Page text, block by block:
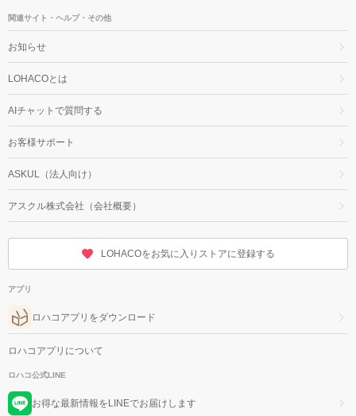
関連サイト・ヘルプ・その他
お知らせ
LOHACOとは
AIチャットで質問する
お客様サポート
ASKUL（法人向け）
アスクル株式会社（会社概要）
LOHACOをお気に入りストアに登録する
アプリ
ロハコアプリをダウンロード
ロハコアプリについて
ロハコ公式LINE
お得な最新情報をLINEでお届けします